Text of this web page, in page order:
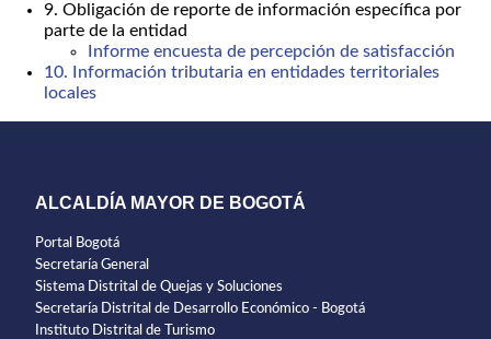
9. Obligación de reporte de información específica por
parte de la entidad
Informe encuesta de percepción de satisfacción
10. Información tributaria en entidades territoriales
locales
ALCALDÍA MAYOR DE BOGOTÁ
Portal Bogotá
Secretaría General
Sistema Distrital de Quejas y Soluciones
Secretaría Distrital de Desarrollo Económico - Bogotá
Instituto Distrital de Turismo